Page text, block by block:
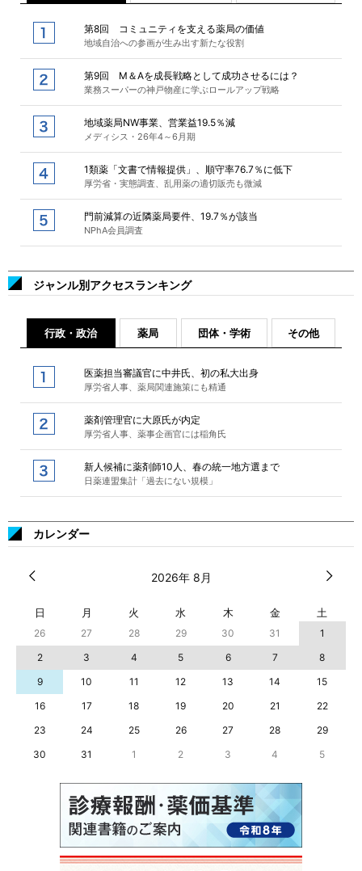
第8回 コミュニティを支える薬局の価値
地域自治への参画が生み出す新たな役割
第9回 M＆Aを成長戦略として成功させるには？
業務スーパーの神戸物産に学ぶロールアップ戦略
地域薬局NW事業、営業益19.5％減
メディシス・26年4～6月期
1類薬「文書で情報提供」、順守率76.7％に低下
厚労省・実態調査、乱用薬の適切販売も微減
門前減算の近隣薬局要件、19.7％が該当
NPhA会員調査
ジャンル別アクセスランキング
行政・政治 薬局 団体・学術 その他
医薬担当審議官に中井氏、初の私大出身
厚労省人事、薬局関連施策にも精通
薬剤管理官に大原氏が内定
厚労省人事、薬事企画官には稲角氏
新人候補に薬剤師10人、春の統一地方選まで
日薬連盟集計「過去にない規模」
カレンダー
2026年 8月
日 月 火 水 木 金 土
26 27 28 29 30 31
1
2
3 4 5 6 7
8
9
10 11 12 13 14
15
16
17 18 19 20 21
22
23
24 25 26 27 28
29
30
31 1 2 3 4 5